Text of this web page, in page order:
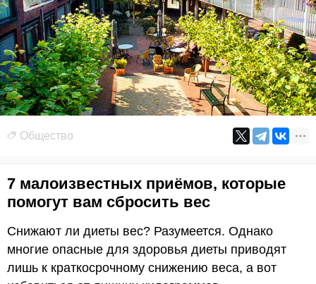
Общество
7 малоизвестных приёмов, которые
помогут вам сбросить вес
Снижают ли диеты вес? Разумеется. Однако
многие опасные для здоровья диеты приводят
лишь к краткосрочному снижению веса, а вот